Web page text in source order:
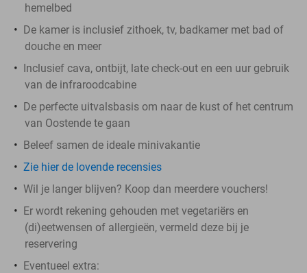
hemelbed
De kamer is inclusief zithoek, tv, badkamer met bad of
douche en meer
Inclusief cava, ontbijt, late check-out en een uur gebruik
van de infraroodcabine
De perfecte uitvalsbasis om naar de kust of het centrum
van Oostende te gaan
Beleef samen de ideale minivakantie
Zie hier de lovende recensies
Wil je langer blijven? Koop dan meerdere vouchers!
Er wordt rekening gehouden met vegetariërs en
(di)eetwensen of allergieën, vermeld deze bij je
reservering
Eventueel extra: